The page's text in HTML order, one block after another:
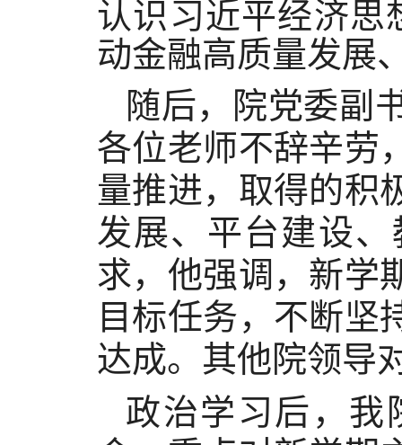
认识习近平经济思
动金融高质量发展
随后，院党委副
各位老师不辞辛劳
量推进，取得的积
发展、平台建设
求，他强调，新学
目标任务，不断坚
达成。其他院领导
政治学习后，我